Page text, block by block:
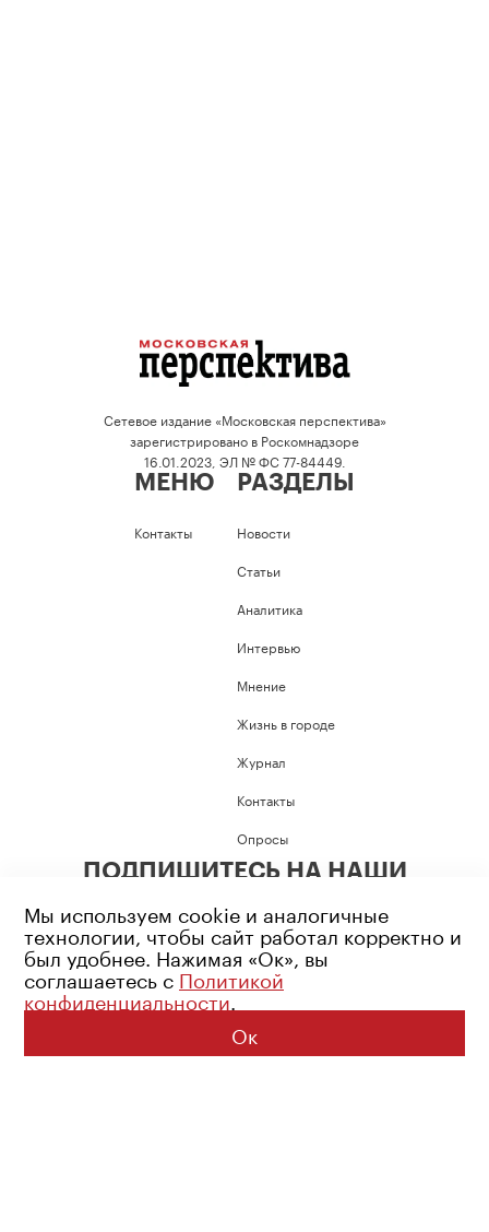
Сетевое издание «Московская перспектива»
зарегистрировано в Роскомнадзоре
16.01.2023, ЭЛ № ФС 77-84449.
МЕНЮ
Контакты
РАЗДЕЛЫ
Новости
Статьи
Аналитика
Интервью
Мнение
Жизнь в городе
Журнал
Контакты
Опросы
ПОДПИШИТЕСЬ НА НАШИ
Возрастное ограничение: 16+
Политика конфиденциальности
© 2026 Все права защищены
Мы используем cookie и аналогичные
технологии, чтобы сайт работал корректно и
был удобнее. Нажимая «Ок», вы
соглашаетесь с Политикой
конфиденциальности.
Ок